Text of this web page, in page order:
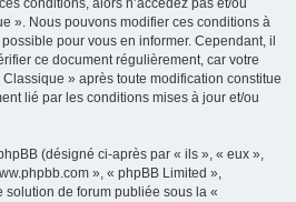
conditions, alors n’accédez pas et/ou
». Nous pouvons modifier ces conditions à
pour vous en informer. Cependant, il
ce document régulièrement, car votre
» après toute modification constitue
lié par les conditions mises à jour et/ou
(désigné ci-après par « ils », « eux »,
», « phpBB Limited »,
solution de forum publiée sous la «